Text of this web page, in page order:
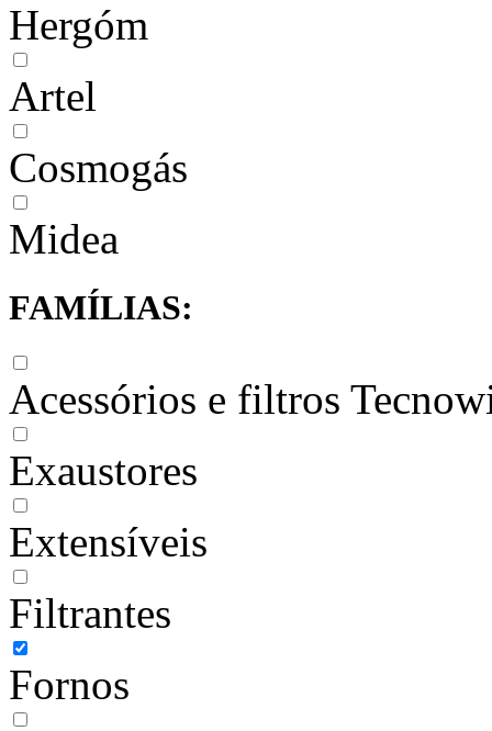
Hergóm
Artel
Cosmogás
Midea
FAMÍLIAS:
Acessórios e filtros
Exaustores
Extensíveis
Filtrantes
Fornos